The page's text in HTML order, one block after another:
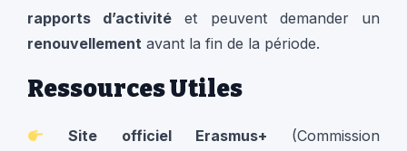
rapports d’activité et peuvent demander un
renouvellement avant la fin de la période.
Ressources Utiles
Site officiel Erasmus+ (Commission